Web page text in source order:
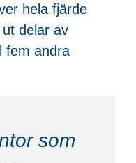
hela fjärde
delar av
fem andra
som